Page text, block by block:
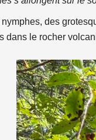
nymphes, des
dans le rocher